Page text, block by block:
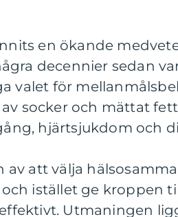
en ökande
decennier sedan
valet för
socker och mättat
hjärtsjukdom och
av att välja
istället ge kroppen
Utmaningen